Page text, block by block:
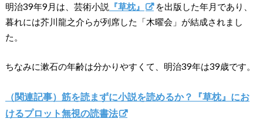
明治39年9月は、芸術小説 『草枕』
を出版した年月であり、
暮れには芥川龍之介らが列席した「木曜会」が結成されまし
た。
ちなみに漱石の年齢は分かりやすくて、明治39年は39歳です。
（関連記事）筋を読まずに小説を読めるか？『草枕』にお
けるプロット無視の読書法